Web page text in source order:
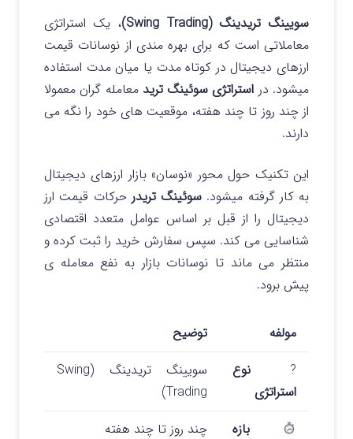
سویینگ تریدینگ (Swing Trading)
، یک استراتژی
معاملاتی است که برای بهره مندی از نوسانات قیمت
ارزهای دیجیتال در کوتاه مدت یا میان مدت استفاده
میشود. در استراتژی سوئینگ ترید معامله‌ گران معمولا
از چند روز تا چند هفته، موقعیت‌ های خود را نگه می‌
دارند.
این تکنیک حول محور «نوسان» بازار ارزهای دیجیتال
به کار گرفته میشود. سوئینگ تریدر حرکات قیمت ارز
دیجیتال را از قبل بر اساس عوامل متعدد اقتصادی
شناسایی می کند. سپس سفارش خرید را ثبت کرده و
منتظر می‌ ماند تا نوسانات بازار به نفع معامله ی
پیش برود.
مولفه
توضیح
? نوع
استراتژی
سویینگ تریدینگ (Swing
Trading)
بازه
چند روز تا چند هفته